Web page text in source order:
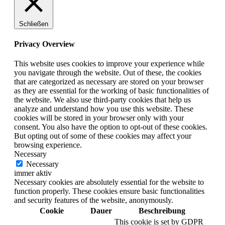
Schließen
Privacy Overview
This website uses cookies to improve your experience while
you navigate through the website. Out of these, the cookies
that are categorized as necessary are stored on your browser
as they are essential for the working of basic functionalities of
the website. We also use third-party cookies that help us
analyze and understand how you use this website. These
cookies will be stored in your browser only with your
consent. You also have the option to opt-out of these cookies.
But opting out of some of these cookies may affect your
browsing experience.
Necessary
Necessary
immer aktiv
Necessary cookies are absolutely essential for the website to
function properly. These cookies ensure basic functionalities
and security features of the website, anonymously.
Cookie
Dauer Beschreibung
This cookie is set by GDPR